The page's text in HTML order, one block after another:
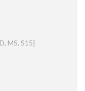
MS, S15]